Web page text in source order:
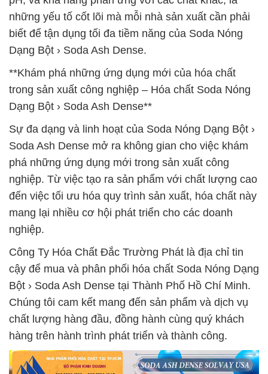
những yếu tố cốt lõi mà mỗi nhà sản xuất cần phải
biết để tận dụng tối đa tiềm năng của Soda Nóng
Dạng Bột › Soda Ash Dense.
**Khám phá những ứng dụng mới của hóa chất
trong sản xuất công nghiệp – Hóa chất Soda Nóng
Dạng Bột › Soda Ash Dense**
Sự đa dạng và linh hoạt của Soda Nóng Dạng Bột ›
Soda Ash Dense mở ra không gian cho việc khám
phá những ứng dụng mới trong sản xuất công
nghiệp. Từ việc tạo ra sản phẩm với chất lượng cao
đến việc tối ưu hóa quy trình sản xuất, hóa chất này
mang lại nhiều cơ hội phát triển cho các doanh
nghiệp.
Công Ty Hóa Chất Đắc Trường Phát là địa chỉ tin
cậy để mua và phân phối hóa chất Soda Nóng Dạng
Bột › Soda Ash Dense tại Thành Phố Hồ Chí Minh.
Chúng tôi cam kết mang đến sản phẩm và dịch vụ
chất lượng hàng đầu, đồng hành cùng quý khách
hàng trên hành trình phát triển và thành công.